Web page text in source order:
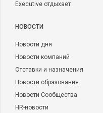
Executive отдыхает
НОВОСТИ
Новости дня
Новости компаний
Отставки и назначения
Новости образования
Новости Сообщества
HR-новости